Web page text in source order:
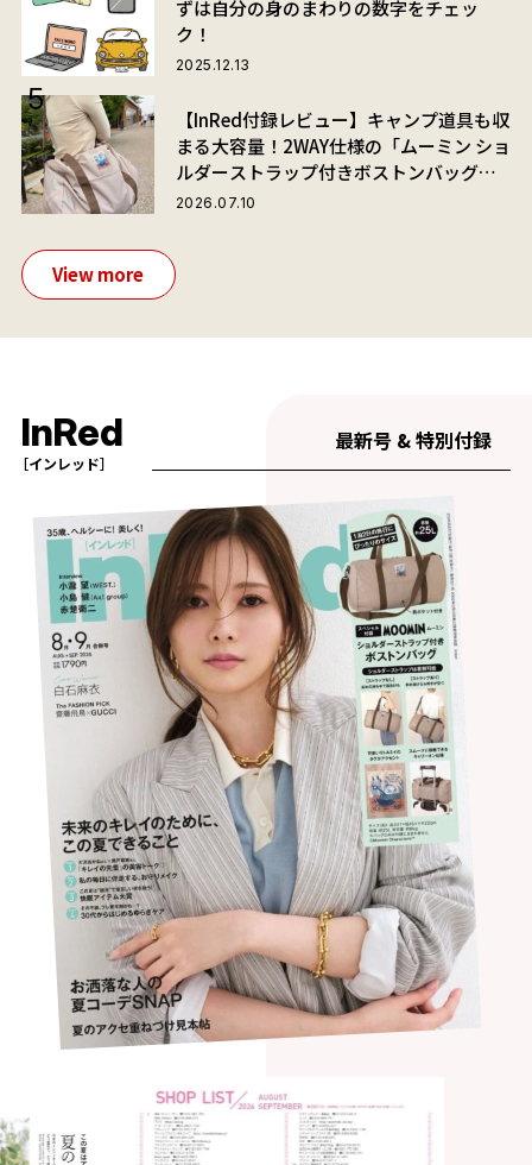
ずは自分の身のまわりの数字をチェッ
ク！
2025.12.13
【InRed付録レビュー】キャンプ道具も収
まる大容量！2WAY仕様の「ムーミン ショ
ルダーストラップ付きボストンバッグ」
が夏旅におすすめな理由
2026.07.10
View more
InRed
［インレッド］
最新号 & 特別付録